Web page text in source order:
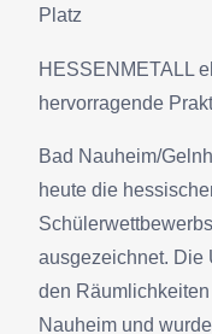
Platz
HESSENMETALL
hervorragende
Bad Nauheim/
heute die
ausgezeichnet. Die
den
Nauheim und